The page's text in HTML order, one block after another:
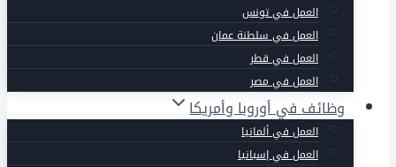
العمل في تونس
العمل في سلطنة عمان
العمل في قطر
العمل في مصر
وظائف في أوروبا وأمريكا
العمل في ألمانيا
العمل في إسبانيا